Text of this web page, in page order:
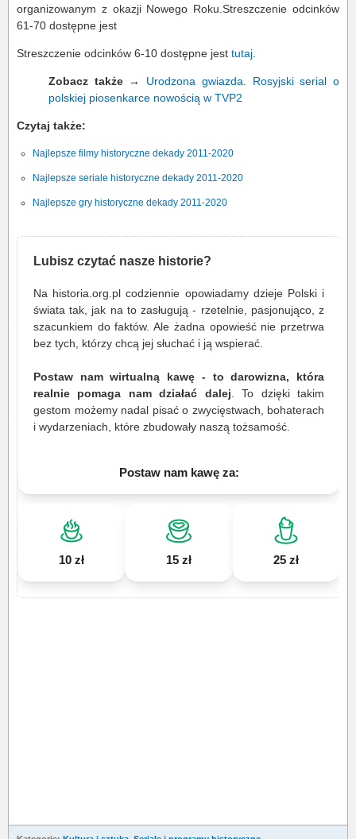
organizowanym z okazji Nowego Roku.Streszczenie odcinków
61-70 dostępne jest
Streszczenie odcinków 6-10 dostępne jest tutaj.
Zobacz także→ Urodzona gwiazda. Rosyjski serial o
polskiej piosenkarce nowością w TVP2
Czytaj także:
Najlepsze filmy historyczne dekady 2011-2020
Najlepsze seriale historyczne dekady 2011-2020
Najlepsze gry historyczne dekady 2011-2020
Lubisz czytać nasze historie?
Na historia.org.pl codziennie opowiadamy dzieje Polski i
świata tak, jak na to zasługują - rzetelnie, pasjonująco, z
szacunkiem do faktów. Ale żadna opowieść nie przetrwa
bez tych, którzy chcą jej słuchać i ją wspierać.
Postaw nam wirtualną kawę - to darowizna, która
realnie pomaga nam działać dalej. To dzięki takim
gestom możemy nadal pisać o zwycięstwach, bohaterach
i wydarzeniach, które zbudowały naszą tożsamość.
Postaw nam kawę za:
10 zł 15 zł 25 zł